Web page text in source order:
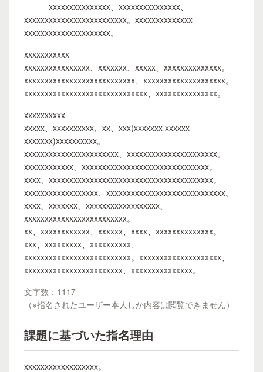
xxxxxxxxxxxxxxx、xxxxxxxxxxxxxxx、
xxxxxxxxxxxxxxxxxxxxxxxxx。xxxxxxxxxxxxxx
xxxxxxxxxxxxxxxxxxxxx。
xxxxxxxxxxx
xxxxxxxxxxxxxxxx、xxxxxxx、xxxxx、xxxxxxxxxxxxxx。
xxxxxxxxxxxxxxxxxxxxxxxxxxx、xxxxxxxxxxxxxxxxxxxx。
xxxxxxxxxxxxxxxxxxxxxxxxxxxxxx、xxxxxxxxxxxxxxx。
xxxxxxxxxx
xxxxx、xxxxxxxxxx、xx、xxx(xxxxxxx xxxxxx
xxxxxxx)xxxxxxxxxx。
xxxxxxxxxxxxxxxxxxxxxxx、xxxxxxxxxxxxxxxxxxxxxx。
xxxxxxxxxxxx、xxxxxxxxxxxxxxxxxxxxxxxxxxxxxxx。
xxxx、xxxxxxxxxxxxxxxxxxxxxxxxxxxxxxxxxxxxxxxx。
xxxxxxxxxxxxxxxxxx、xxxxxxxxxxxxxxxxxxxxxxxxxxxxx。
xxxx、xxxxxxx、xxxxxxxxxxxxxxxxxx、
xxxxxxxxxxxxxxxxxxxxxxxxx。
xx、xxxxxxxxxxxx、xxxxxx、xxxx、xxxxxxxxxxxxxx。
xxx、xxxxxxxxx、xxxxxxxxxx、
xxxxxxxxxxxxxxxxxxxxxxxxxx。xxxxxxxxxxxxxxxxxxxx、
xxxxxxxxxxxxxxxxxxxxxxxx、xxxxxxxxxxxxxxx。
文字数：1117
（※指名されたユーザー本人しか内容は閲覧できません）
課題に基づいた指名理由
xxxxxxxxxxxxxxxxxx。